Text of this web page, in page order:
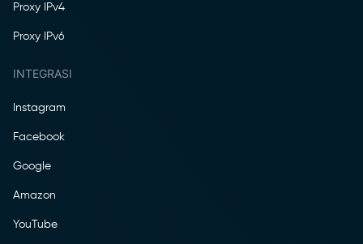
Proxy IPv4
Proxy IPv6
INTEGRASI
Instagram
Facebook
Google
Amazon
YouTube